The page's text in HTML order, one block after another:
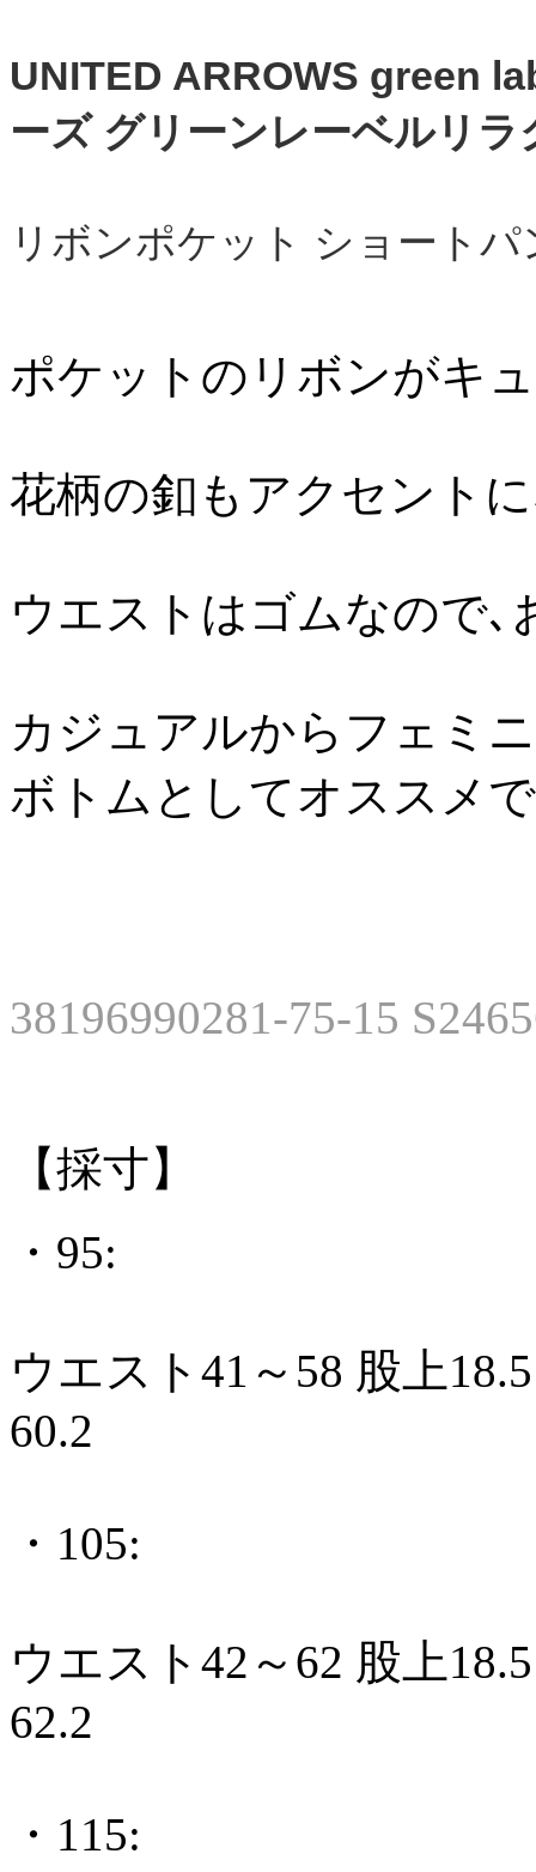
UNITED ARROWS green
ーズ グリーンレーベルリラ
リボンポケット ショートパ
ポケットのリボンがキ
花柄の釦もアクセント
ウエストはゴムなので､
カジュアルからフェミ
ボトムとしてオススメ
38196990281-75-15
【採寸】
・95:
ウエスト41～58 股上
60.2
・105:
ウエスト42～62 股上
62.2
・115: